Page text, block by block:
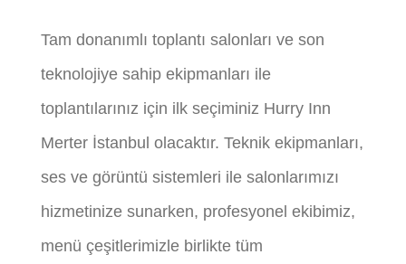
Tam donanımlı toplantı salonları ve son
teknolojiye sahip ekipmanları ile
toplantılarınız için ilk seçiminiz Hurry Inn
Merter İstanbul olacaktır. Teknik ekipmanları,
ses ve görüntü sistemleri ile salonlarımızı
hizmetinize sunarken, profesyonel ekibimiz,
menü çeşitlerimizle birlikte tüm